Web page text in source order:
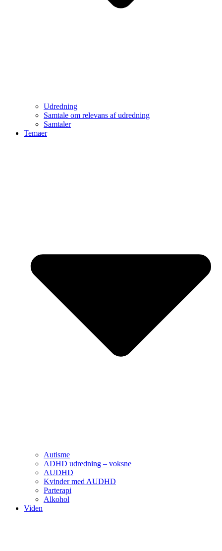
Udredning
Samtale om relevans af udredning
Samtaler
Temaer
Autisme
ADHD udredning – voksne
AUDHD
Kvinder med AUDHD
Parterapi
Alkohol
Viden